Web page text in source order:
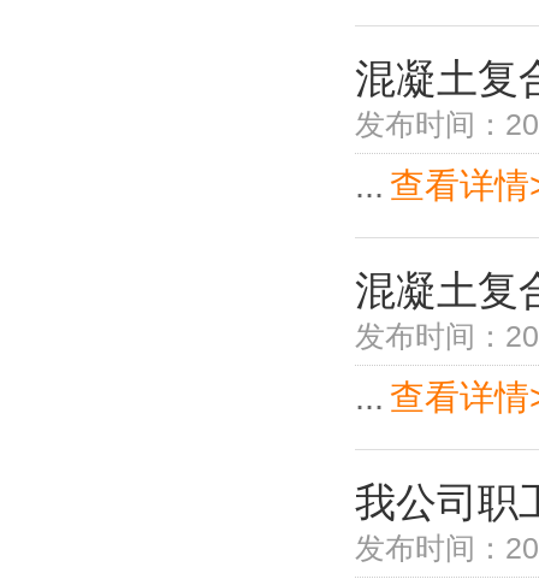
混凝土复
发布时间：
... 查看详情
混凝土复
发布时间：
... 查看详情
我公司职
发布时间：